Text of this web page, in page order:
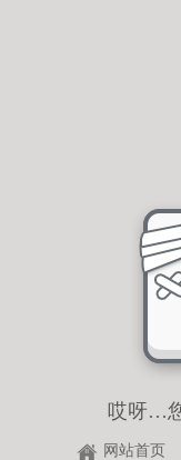
哎呀…
网站首页